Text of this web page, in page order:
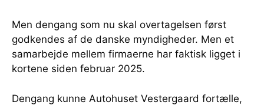
Men dengang som nu skal overtagelsen først
godkendes af de danske myndigheder. Men et
samarbejde mellem firmaerne har faktisk ligget i
kortene siden februar 2025.
Dengang kunne Autohuset Vestergaard fortælle,